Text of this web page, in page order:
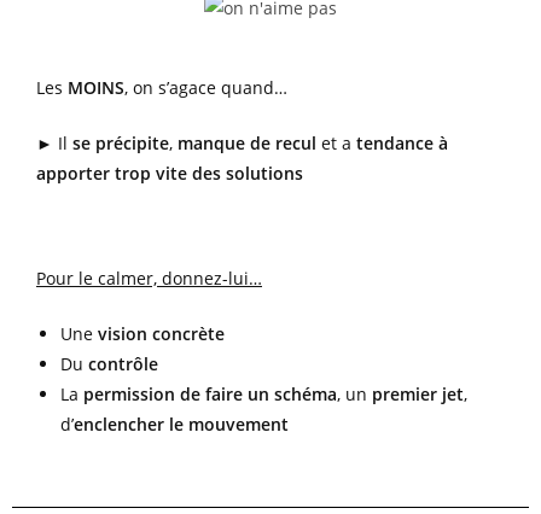
Les MOINS, on s’agace quand…
► Il se précipite, manque de recul et a tendance à
apporter trop vite des solutions
Pour le calmer, donnez-lui…
Une vision concrète
Du contrôle
La permission de faire un schéma, un premier jet,
d’enclencher le mouvement